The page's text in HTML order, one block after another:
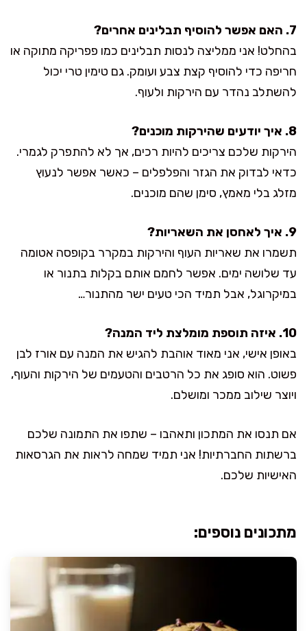
7. האם אפשר להוסיף תבלינים אחרים?
בהחלט! אני ממליצה לנסות תבלינים כמו פפריקה מתוקה או
חריפה כדי להוסיף קצת צבע ועומק. גם טימין טרי יכול
להשתלב נהדר עם הירקות ולעוף.
8. איך יודעים שהירקות מוכנים?
הירקות שלכם צריכים להיות רכים, אך לא להתפרק לגמרי.
כדאי לבדוק את הגזר והפלפלים – כאשר אפשר לנעוץ
מזלג בלי מאמץ, סימן שהם מוכנים.
9. איך לאחסן את השאריות?
תשמרו את שאריות העוף והירקות במקרר בקופסה אטומה
עד שלושה ימים. אפשר לחמם אותם בקלות בתנור או
במיקרוגל, אבל תמיד הכי טעים ישר מהתנור…
10. איזה תוספת מומלצת ליד המנה?
באופן אישי, אני מאוד אוהבת להגיש את המנה עם אורז לבן
פשוט. הוא סופג את כל הרטבים והטעמים של הירקות והעוף,
ויוצר שילוב ממכר ומושלם.
אם תנסו את המתכון ותאהבו – שתפו את התמונה שלכם
ברשתות החברתיות! אני תמיד שמחה לראות את הגרסאות
האישיות שלכם.
מתכונים נוספים: